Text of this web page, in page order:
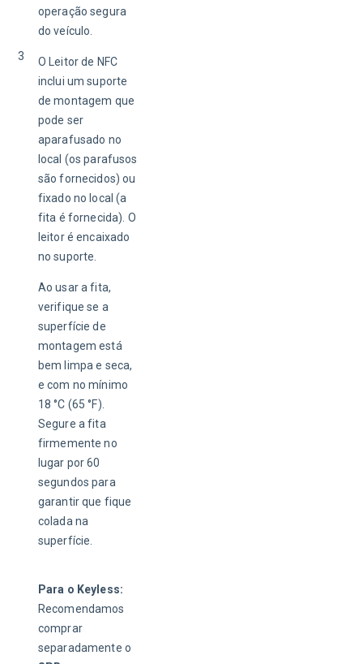
3
operação segura
do veículo.
O Leitor de NFC
inclui um suporte
de montagem que
pode ser
aparafusado no
local (os parafusos
são fornecidos) ou
fixado no local (a
fita é fornecida). O
leitor é encaixado
no suporte.
Ao usar a fita,
verifique se a
superfície de
montagem está
bem limpa e seca,
e com no mínimo
18 °C (65 °F).
Segure a fita
firmemente no
lugar por 60
segundos para
garantir que fique
colada na
superfície.
Para o Keyless:
Recomendamos
comprar
separadamente o